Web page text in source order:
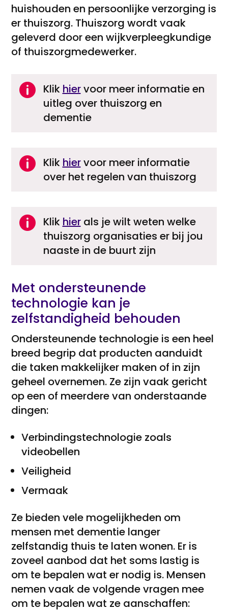
huishouden en persoonlijke verzorging is
er thuiszorg. Thuiszorg wordt vaak
geleverd door een wijkverpleegkundige
of thuiszorgmedewerker.
 Klik hiervoor meer informatie en
uitleg over thuiszorg en
dementie
 Klik hiervoor meer informatie
over het regelen van thuiszorg
 Klik hierals je wilt weten welke
thuiszorg organisaties er bij jou
naaste in de buurt zijn
Met ondersteunende
technologie kan je
zelfstandigheid behouden
Ondersteunende technologie is een heel
breed begrip dat producten aanduidt
die taken makkelijker maken of in zijn
geheel overnemen. Ze zijn vaak gericht
op een of meerdere van onderstaande
dingen:
Verbindingstechnologie zoals
videobellen
Veiligheid
Vermaak
Ze bieden vele mogelijkheden om
mensen met dementie langer
zelfstandig thuis te laten wonen. Er is
zoveel aanbod dat het soms lastig is
om te bepalen wat er nodig is. Mensen
nemen vaak de volgende vragen mee
om te bepalen wat ze aanschaffen: